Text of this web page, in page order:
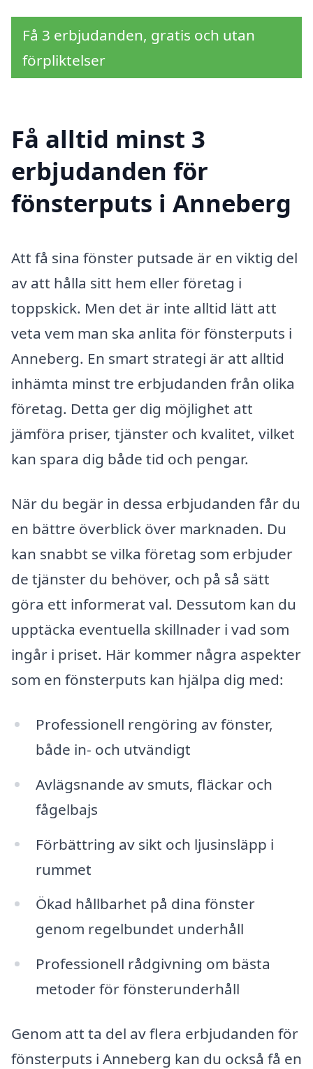
Få 3 erbjudanden, gratis och utan
förpliktelser
Få alltid minst 3
erbjudanden för
fönsterputs i Anneberg
Att få sina fönster putsade är en viktig del
av att hålla sitt hem eller företag i
toppskick. Men det är inte alltid lätt att
veta vem man ska anlita för fönsterputs i
Anneberg. En smart strategi är att alltid
in­hämta minst tre erbjudanden från olika
företag. Detta ger dig möjlighet att
jämföra priser, tjänster och kvalitet, vilket
kan spara dig både tid och pengar.
När du begär in dessa erbjudanden får du
en bättre överblick över marknaden. Du
kan snabbt se vilka företag som erbjuder
de tjänster du behöver, och på så sätt
göra ett informerat val. Dessutom kan du
upptäcka eventuella skillnader i vad som
ingår i priset. Här kommer några aspekter
som en fönsterputs kan hjälpa dig med:
Professionell rengöring av fönster,
både in- och utvändigt
Avlägsnande av smuts, fläckar och
fågelbajs
Förbättring av sikt och ljusinsläpp i
rummet
Ökad hållbarhet på dina fönster
genom regelbundet underhåll
Professionell rådgivning om bästa
metoder för fönsterunderhåll
Genom att ta del av flera erbjudanden för
fönsterputs i Anneberg kan du också få en